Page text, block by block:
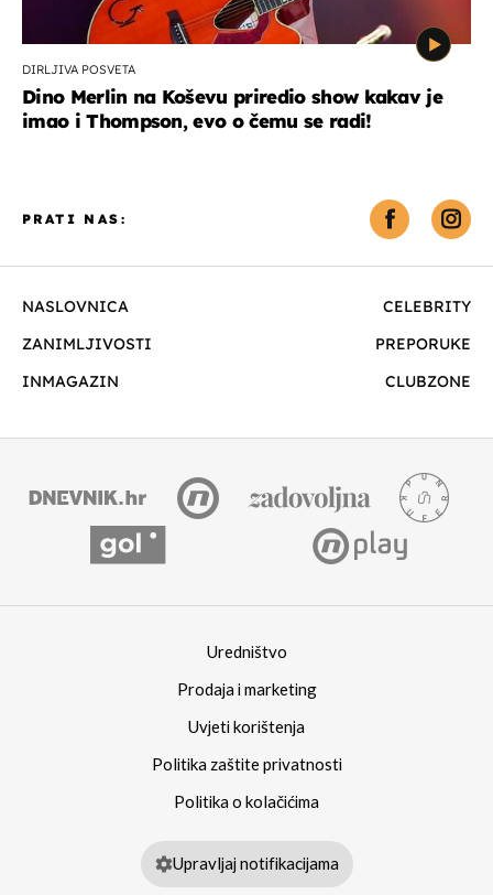
DIRLJIVA POSVETA
Dino Merlin na Koševu priredio show kakav je
imao i Thompson, evo o čemu se radi!
NASLOVNICA
CELEBRITY
ZANIMLJIVOSTI
PREPORUKE
INMAGAZIN
CLUBZONE
PRATI NAS:
Uredništvo
Prodaja i marketing
Uvjeti korištenja
Politika zaštite privatnosti
Politika o kolačićima
Upravljaj notifikacijama